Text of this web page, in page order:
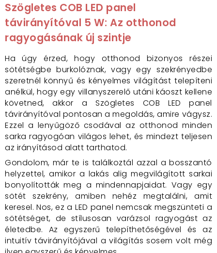
Szögletes COB LED panel
távirányítóval 5 W: Az otthonod
ragyogásának új szintje
Ha úgy érzed, hogy otthonod bizonyos részei
sötétségbe burkolóznak, vagy egy szekrényedbe
szeretnél könnyű és kényelmes világítást telepíteni
anélkül, hogy egy villanyszerelő utáni káoszt kellene
követned, akkor a Szögletes COB LED panel
távirányítóval pontosan a megoldás, amire vágysz.
Ezzel a lenyűgöző csodával az otthonod minden
sarka ragyogóan világos lehet, és mindezt teljesen
az irányításod alatt tarthatod.
Gondolom, már te is találkoztál azzal a bosszantó
helyzettel, amikor a lakás alig megvilágított sarkai
bonyolították meg a mindennapjaidat. Vagy egy
sötét szekrény, amiben nehéz megtalálni, amit
keresel. Nos, ez a LED panel nemcsak megszünteti a
sötétséget, de stílusosan varázsol ragyogást az
életedbe. Az egyszerű telepíthetőségével és az
intuitív távirányítójával a világítás sosem volt még